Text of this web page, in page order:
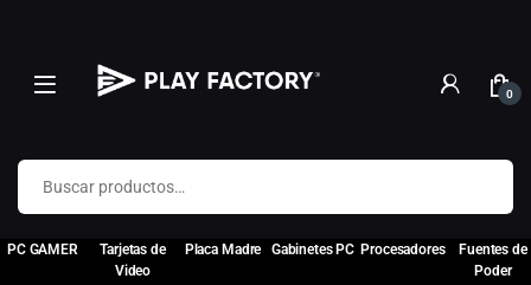
0
Buscar por:
PC GAMER
Tarjetas de
Video
Placa Madre Gabinetes PC Procesadores
Fuentes de
Poder